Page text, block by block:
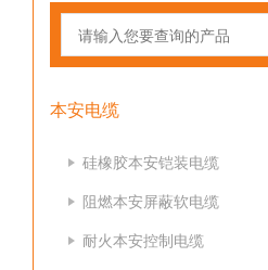
本安电缆
硅橡胶本安铠装电缆
阻燃本安屏蔽软电缆
耐火本安控制电缆